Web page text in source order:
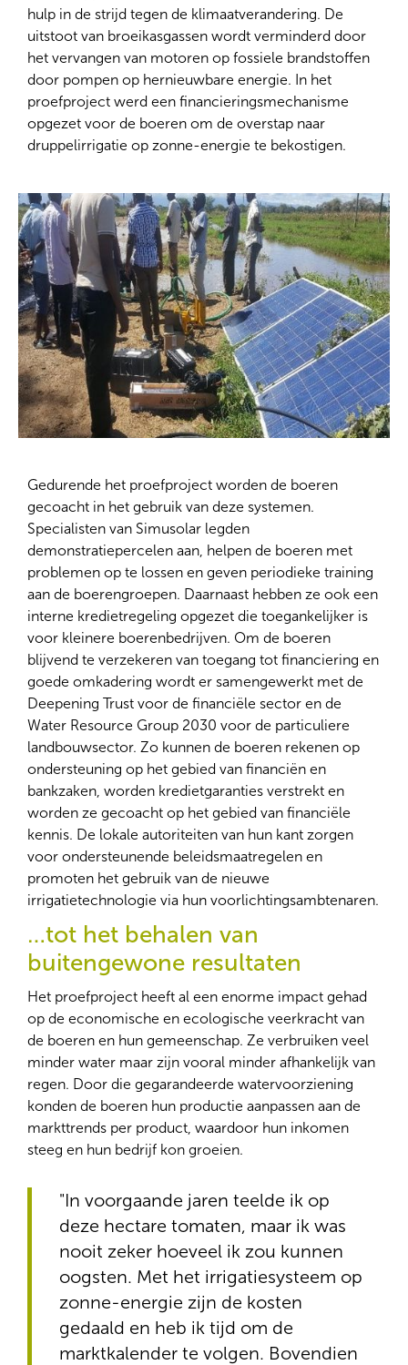
hulp in de strijd tegen de klimaatverandering. De
uitstoot van broeikasgassen wordt verminderd door
het vervangen van motoren op fossiele brandstoffen
door pompen op hernieuwbare energie. In het
proefproject werd een financieringsmechanisme
opgezet voor de boeren om de overstap naar
druppelirrigatie op zonne-energie te bekostigen.
Gedurende het proefproject worden de boeren
gecoacht in het gebruik van deze systemen.
Specialisten van Simusolar legden
demonstratiepercelen aan, helpen de boeren met
problemen op te lossen en geven periodieke training
aan de boerengroepen. Daarnaast hebben ze ook een
interne kredietregeling opgezet die toegankelijker is
voor kleinere boerenbedrijven. Om de boeren
blijvend te verzekeren van toegang tot financiering en
goede omkadering wordt er samengewerkt met de
Deepening Trust voor de financiële sector en de
Water Resource Group 2030 voor de particuliere
landbouwsector. Zo kunnen de boeren rekenen op
ondersteuning op het gebied van financiën en
bankzaken, worden kredietgaranties verstrekt en
worden ze gecoacht op het gebied van financiële
kennis. De lokale autoriteiten van hun kant zorgen
voor ondersteunende beleidsmaatregelen en
promoten het gebruik van de nieuwe
irrigatietechnologie via hun voorlichtingsambtenaren.
…tot het behalen van
buitengewone resultaten
Het proefproject heeft al een enorme impact gehad
op de economische en ecologische veerkracht van
de boeren en hun gemeenschap. Ze verbruiken veel
minder water maar zijn vooral minder afhankelijk van
regen. Door die gegarandeerde watervoorziening
konden de boeren hun productie aanpassen aan de
markttrends per product, waardoor hun inkomen
steeg en hun bedrijf kon groeien.
"In voorgaande jaren teelde ik op
deze hectare tomaten, maar ik was
nooit zeker hoeveel ik zou kunnen
oogsten. Met het irrigatiesysteem op
zonne-energie zijn de kosten
gedaald en heb ik tijd om de
marktkalender te volgen. Bovendien